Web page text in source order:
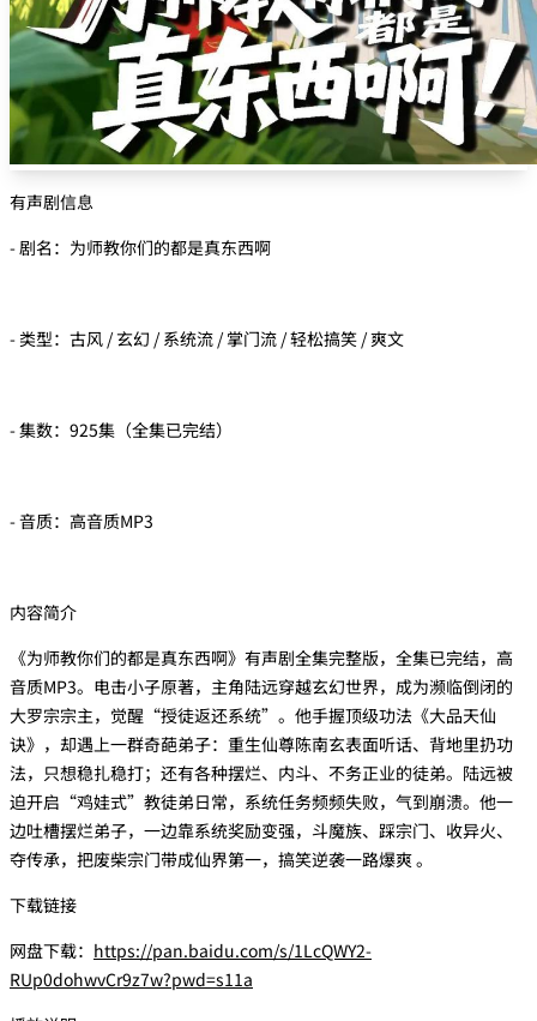
有声剧信息
- 剧名：为师教你们的都是真东西啊
- 类型：古风 / 玄幻 / 系统流 / 掌门流 / 轻松搞笑 / 爽文
- 集数：925集（全集已完结）
- 音质：高音质MP3
内容简介
《为师教你们的都是真东西啊》有声剧全集完整版，全集已完结，高
音质MP3。电击小子原著，主角陆远穿越玄幻世界，成为濒临倒闭的
大罗宗宗主，觉醒“授徒返还系统”。他手握顶级功法《大品天仙
诀》，却遇上一群奇葩弟子：重生仙尊陈南玄表面听话、背地里扔功
法，只想稳扎稳打；还有各种摆烂、内斗、不务正业的徒弟。陆远被
迫开启“鸡娃式”教徒弟日常，系统任务频频失败，气到崩溃。他一
边吐槽摆烂弟子，一边靠系统奖励变强，斗魔族、踩宗门、收异火、
夺传承，把废柴宗门带成仙界第一，搞笑逆袭一路爆爽 。
下载链接
网盘下载： https://pan.baidu.com/s/1LcQWY2-
RUp0dohwvCr9z7w?pwd=s11a